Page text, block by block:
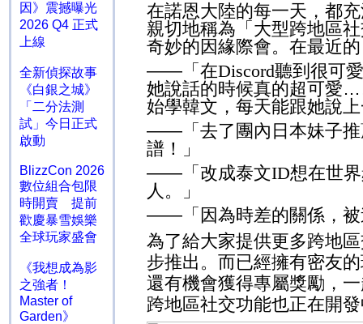
因》震撼曝光
2026 Q4 正式
上線
全新偵探故事
《白銀之城》
「二分法測
試」今日正式
啟動
BlizzCon 2026
數位組合包限
時開賣 提前
歡慶暴雪娛樂
全球玩家盛會
《我想成為影
之強者！
Master of
Garden》
在諾恩大陸的每一天，都
親切地稱為「大型跨地區
奇妙的因緣際會。在最近
——「在Discord聽到很可
她說話的時候真的超可愛
始學韓文，每天能跟她說
——「去了團內日本妹子推
譜！」
——「改成泰文ID想在世
人。」
——「因為時差的關係，被
為了給大家提供更多跨地
步推出。而已經擁有密友
還有機會獲得專屬獎勵，
跨地區社交功能也正在開